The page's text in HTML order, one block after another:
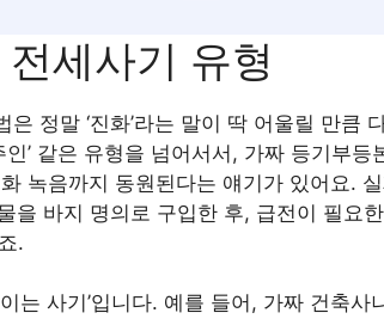
세사기 유형
정말 ‘진화’라는 말이 딱 어울릴 만큼
인’ 같은 유형을 넘어서서, 가짜 등기부
녹음까지 동원된다는 얘기가 있어요.
을 바지 명의로 구입한 후, 급전이 필요
.
는 사기’입니다. 예를 들어, 가짜 건축사